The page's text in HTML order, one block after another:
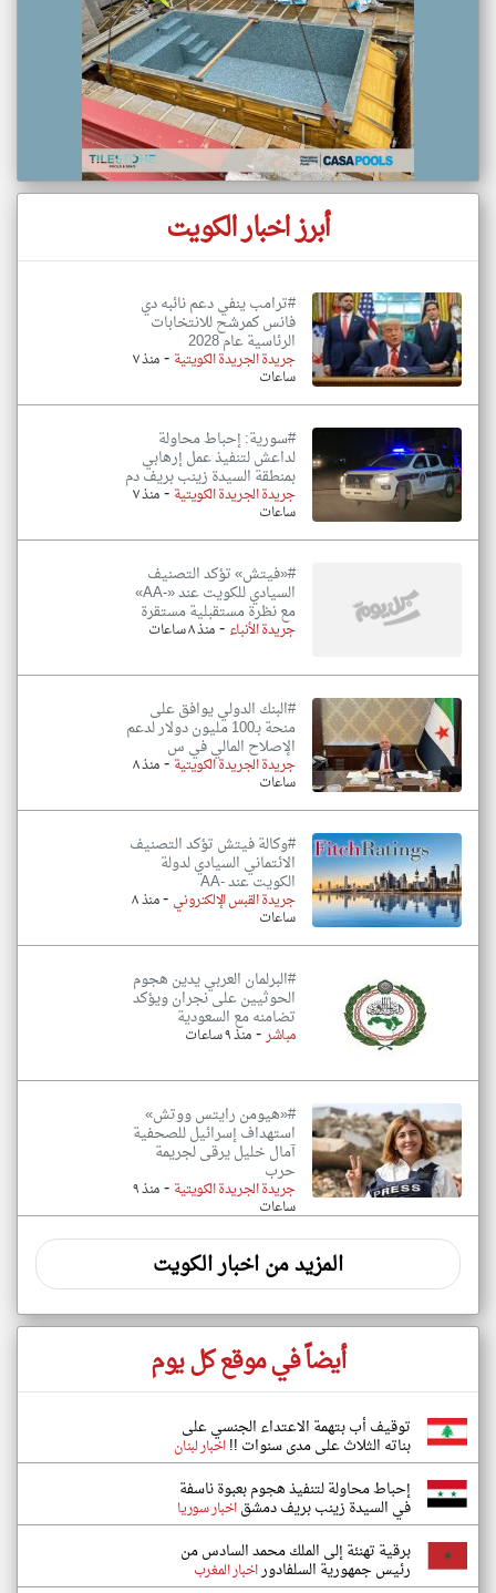
أبرز اخبار الكويت
#ترامب ينفي دعم نائبه دي
فانس كمرشح للانتخابات
الرئاسية عام 2028
جريدة الجريدة الكويتية - منذ ٧
ساعات
#سورية: إحباط محاولة
لداعش لتنفيذ عمل إرهابي
بمنطقة السيدة زينب بريف دم
جريدة الجريدة الكويتية- منذ ٧
ساعات
#«فيتش» تؤكد التصنيف
السيادي للكويت عند «-AA»
مع نظرة مستقبلية مستقرة
جريدة الأنباء -منذ ٨ ساعات
#البنك الدولي يوافق على
منحة بـ100 مليون دولار لدعم
الإصلاح المالي في س
جريدة الجريدة الكويتية- منذ ٨
ساعات
#وكالة فيتش تؤكد التصنيف
الائتماني السيادي لدولة
الكويت عند -AA
جريدة القبس الإلكتروني - منذ ٨
ساعات
#البرلمان العربي يدين هجوم
الحوثيين على نجران ويؤكد
تضامنه مع السعودية
مباشر-منذ ٩ ساعات
#«هيومن رايتس ووتش»
استهداف إسرائيل للصحفية
آمال خليل يرقى لجريمة
حرب
جريدة الجريدة الكويتية - منذ ٩
ساعات
المزيد من اخبار الكويت
أيضاً في موقع كل يوم
توقيف أب بتهمة الاعتداء الجنسي على
بناته الثلاث على مدى سنوات !!اخبار لبنان
إحباط محاولة لتنفيذ هجوم بعبوة ناسفة
في السيدة زينب بريف دمشقاخبار سوريا
برقية تهنئة إلى الملك محمد السادس من
رئيس جمهورية السلفادوراخبار المغرب